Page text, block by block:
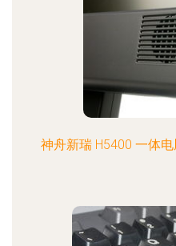
神舟新瑞 H5400 一体